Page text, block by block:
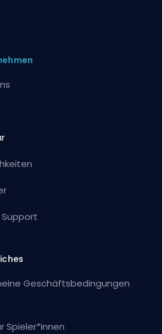
Support
Geschäftsbedingungen
Spieler*innen